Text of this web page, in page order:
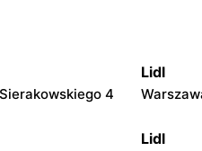
4
Lidl
Lidl